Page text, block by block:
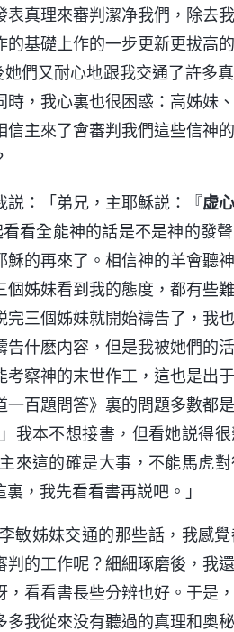
真理來審判潔净我們，除去
基礎上作的一步更新更拔高
們又耐心地跟我交通了許多
，我心裏也很困惑：高姊妹
主來了會審判我們這些信神
説：「弟兄，主耶穌説：『虚
看全能神的話是不是神的發
的再來了。相信神的羊會聽
姊妹看到我的態度，都有些
三個姊妹就開始禱告了，我
什麽内容，但是我被她們的
察神的末世作工，這也是出
百題問答》裏的問題多數都
我本不想接書，但看她説得
來這的確是大事，不能馬虎
，我先看看書再説吧。」
敏姊妹交通的那些話，我感
的工作呢？細細琢磨後，我
看看書長些分辨也好。于是
我從來没有聽過的真理和奥